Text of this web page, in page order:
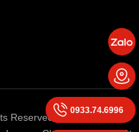
Reserved
0933.74.6996